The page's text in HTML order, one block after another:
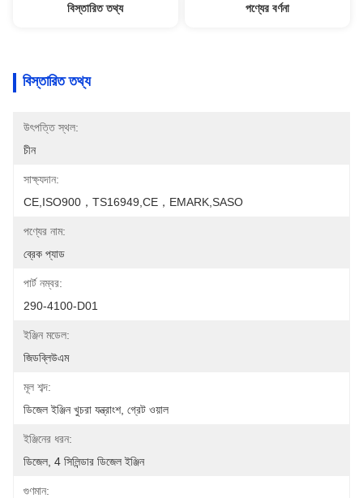
বিস্তারিত তথ্য পণ্যের বর্ণনা
বিস্তারিত তথ্য
উৎপত্তি স্থল:
চীন
সাক্ষ্যদান:
CE,ISO900，TS16949,CE，EMARK,SASO
পণ্যের নাম:
ব্রেক প্যাড
পার্ট নম্বর:
290-4100-D01
ইঞ্জিন মডেল:
জিডব্লিউএম
মূল শব্দ:
ডিজেল ইঞ্জিন খুচরা যন্ত্রাংশ, গ্রেট ওয়াল
ইঞ্জিনের ধরন:
ডিজেল, 4 সিলিন্ডার ডিজেল ইঞ্জিন
গুণমান: